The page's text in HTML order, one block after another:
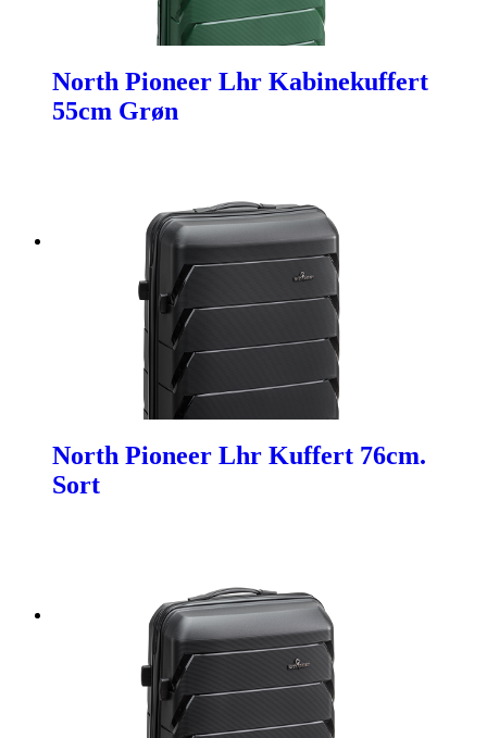
North Pioneer Lhr Kabinekuffert
55cm Grøn
North Pioneer Lhr Kuffert 76cm.
Sort